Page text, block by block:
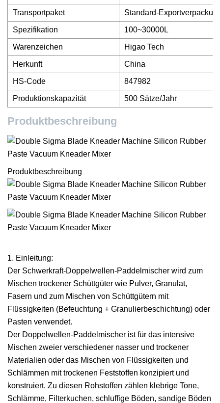
Transportpaket Standard-
Spezifikation 100~30000L
Warenzeichen Higao Tech
Herkunft China
HS-Code 847982
Produktionskapazität 500 Sätze/Jahr
Produktbeschreibung
Produktbeschreibung
1. Einleitung:
Der Schwerkraft-Doppelwellen-Paddelmischer wird zum
Mischen trockener Schüttgüter wie Pulver, Granulat,
Fasern und zum Mischen von Schüttgütern mit
Flüssigkeiten (Befeuchtung + Granulierbeschichtung) oder
Pasten verwendet.
Der Doppelwellen-Paddelmischer ist für das intensive
Mischen zweier verschiedener nasser und trockener
Materialien oder das Mischen von Flüssigkeiten und
Schlämmen mit trockenen Feststoffen konzipiert und
konstruiert. Zu diesen Rohstoffen zählen klebrige Tone,
Schlämme, Filterkuchen, schluffige Böden, sandige Böden